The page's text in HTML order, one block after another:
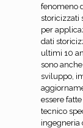
fenomeno
storicizzati
per
dati
ultimi 10
sono
sviluppo,
essere
tecnico
ingegneria